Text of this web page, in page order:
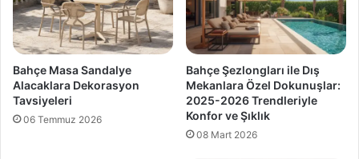
Bahçe Masa Sandalye
Alacaklara Dekorasyon
Tavsiyeleri
06 Temmuz 2026
Bahçe Şezlongları ile Dış
Mekanlara Özel Dokunuşlar:
2025-2026 Trendleriyle
Konfor ve Şıklık
08 Mart 2026